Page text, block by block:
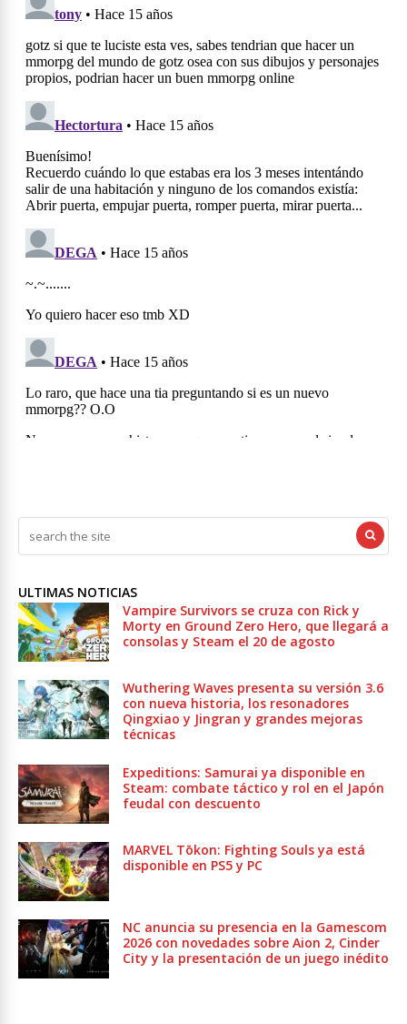
ULTIMAS NOTICIAS
Vampire Survivors se cruza con Rick y
Morty en Ground Zero Hero, que llegará a
consolas y Steam el 20 de agosto
Wuthering Waves presenta su versión 3.6
con nueva historia, los resonadores
Qingxiao y Jingran y grandes mejoras
técnicas
Expeditions: Samurai ya disponible en
Steam: combate táctico y rol en el Japón
feudal con descuento
MARVEL Tōkon: Fighting Souls ya está
disponible en PS5 y PC
NC anuncia su presencia en la Gamescom
2026 con novedades sobre Aion 2, Cinder
City y la presentación de un juego inédito